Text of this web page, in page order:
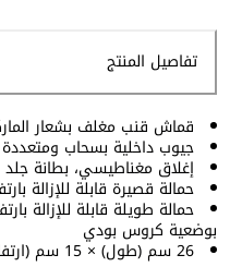
تفاصيل المنتج
قماش قنب مغلف بشعار
جيوب داخلية بسحاب ومتعددة
إغلاق مغناطيسي، بطانة جلد
حمالة قصيرة قابلة للإزالة بارتفاع
بوضعية كروس بودي
26 سم (طول) × 15 سم (ارتفاع) × 8 سم (عرض)